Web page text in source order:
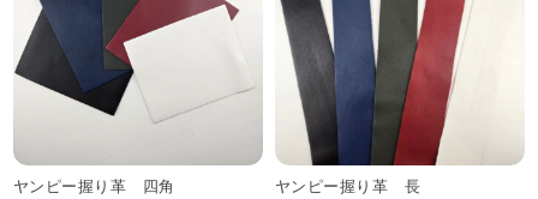
ヤンピー握り革 四角 ヤンピー握り革 長